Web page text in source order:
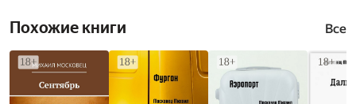
Похожие книги Все